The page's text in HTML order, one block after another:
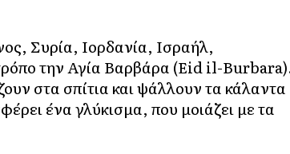
Συρία, Ιορδανία, Ισραήλ,
την Αγία Βαρβάρα (Eid il-
στα σπίτια και ψάλλουν τα κάλαντα
ένα γλύκισμα, που μοιάζει με τα